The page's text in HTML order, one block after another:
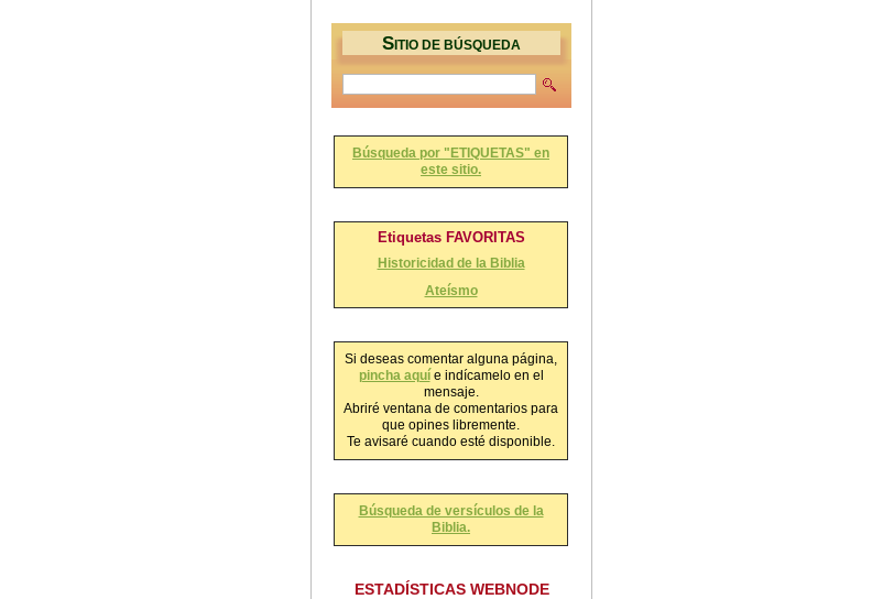
S ITIO DE BÚSQUEDA
Búsqueda por "ETIQUETAS" en
este sitio.
Etiquetas FAVORITAS
Historicidad de la Biblia
Ateísmo
Si deseas comentar alguna página,
pincha aquíe indícamelo en el
mensaje.
Abriré ventana de comentarios para
que opines libremente.
Te avisaré cuando esté disponible.
Búsqueda de versículos de la
Biblia.
ESTADÍSTICAS WEBNODE